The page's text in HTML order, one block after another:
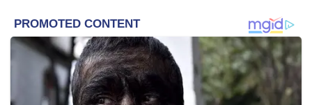
selain sebilah parang dijumpai di hadapan rumah,”
katanya kepada pemberita di lokasi kejadian.
Beliau berkata hasil siasatan mendapati mangsa datang
ke rumah suspek kira-kira 2.30 petang tadi untuk